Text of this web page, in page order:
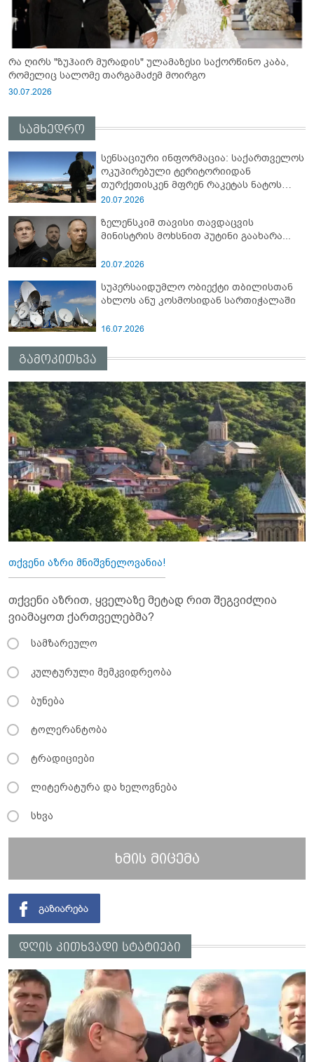
რა ღირს "ზუჰაირ მურადის" ულამაზესი საქორწინო კაბა,
რომელიც სალომე თარგამაძემ მოირგო
30.07.2026
სამხედრო
სენსაციური ინფორმაცია: საქართველოს
ოკუპირებული ტერიტორიიდან
თურქეთისკენ მფრენ რაკეტას ნატოს
სამიტი კინაღამ ჩაუშლია
20.07.2026
ზელენსკიმ თავისი თავდაცვის
მინისტრის მოხსნით პუტინი გაახარა...
20.07.2026
სუპერსაიდუმლო ობიექტი თბილისთან
ახლოს ანუ კოსმოსიდან სართიჭალაში
16.07.2026
გამოკითხვა
თქვენი აზრი მნიშვნელოვანია!
თქვენი აზრით, ყველაზე მეტად რით შეგვიძლია
ვიამაყოთ ქართველებმა?
სამზარეულო
კულტურული მემკვიდრეობა
ბუნება
ტოლერანტობა
ტრადიციები
ლიტერატურა და ხელოვნება
სხვა
ხმის მიცემა
დღის კითხვადი სტატიები